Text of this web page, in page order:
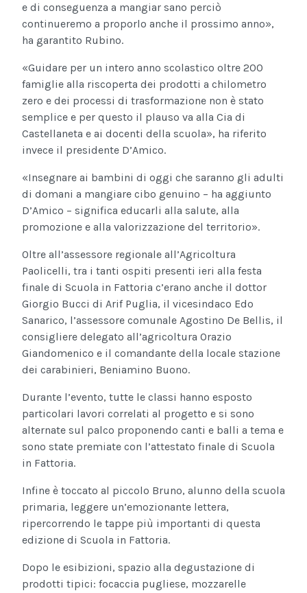
e di conseguenza a mangiar sano perciò
continueremo a proporlo anche il prossimo anno»,
ha garantito Rubino.
«Guidare per un intero anno scolastico oltre 200
famiglie alla riscoperta dei prodotti a chilometro
zero e dei processi di trasformazione non è stato
semplice e per questo il plauso va alla Cia di
Castellaneta e ai docenti della scuola», ha riferito
invece il presidente D’Amico.
«Insegnare ai bambini di oggi che saranno gli adulti
di domani a mangiare cibo genuino – ha aggiunto
D’Amico – significa educarli alla salute, alla
promozione e alla valorizzazione del territorio».
Oltre all’assessore regionale all’Agricoltura
Paolicelli, tra i tanti ospiti presenti ieri alla festa
finale di Scuola in Fattoria c’erano anche il dottor
Giorgio Bucci di Arif Puglia, il vicesindaco Edo
Sanarico, l’assessore comunale Agostino De Bellis, il
consigliere delegato all’agricoltura Orazio
Giandomenico e il comandante della locale stazione
dei carabinieri, Beniamino Buono.
Durante l’evento, tutte le classi hanno esposto
particolari lavori correlati al progetto e si sono
alternate sul palco proponendo canti e balli a tema e
sono state premiate con l’attestato finale di Scuola
in Fattoria.
Infine è toccato al piccolo Bruno, alunno della scuola
primaria, leggere un’emozionante lettera,
ripercorrendo le tappe più importanti di questa
edizione di Scuola in Fattoria.
Dopo le esibizioni, spazio alla degustazione di
prodotti tipici: focaccia pugliese, mozzarelle